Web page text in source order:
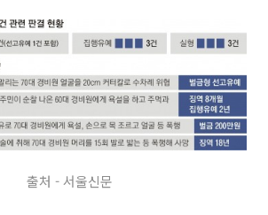
출처 - 서울신문